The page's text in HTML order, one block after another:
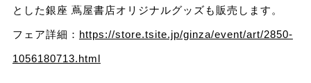
とした銀座 蔦屋書店オリジナルグッズも販売します。
フェア詳細： https://store.tsite.jp/ginza/event/art/2850-
1056180713.html